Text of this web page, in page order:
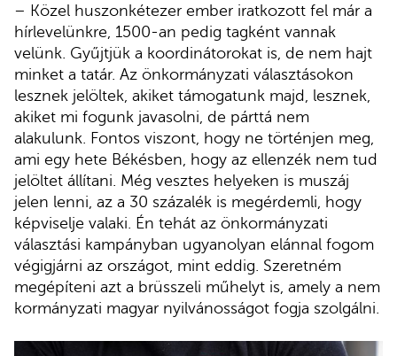
– Közel huszonkétezer ember iratkozott fel már a
hírlevelünkre, 1500-an pedig tagként vannak
velünk. Gyűjtjük a koordinátorokat is, de nem hajt
minket a tatár. Az önkormányzati választásokon
lesznek jelöltek, akiket támogatunk majd, lesznek,
akiket mi fogunk javasolni, de párttá nem
alakulunk. Fontos viszont, hogy ne történjen meg,
ami egy hete Békésben, hogy az ellenzék nem tud
jelöltet állítani. Még vesztes helyeken is muszáj
jelen lenni, az a 30 százalék is megérdemli, hogy
képviselje valaki. Én tehát az önkormányzati
választási kampányban ugyanolyan elánnal fogom
végigjárni az országot, mint eddig. Szeretném
megépíteni azt a brüsszeli műhelyt is, amely a nem
kormányzati magyar nyilvánosságot fogja szolgálni.